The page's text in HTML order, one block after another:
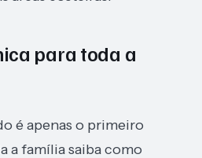
para toda a
é apenas o primeiro
a família saiba como